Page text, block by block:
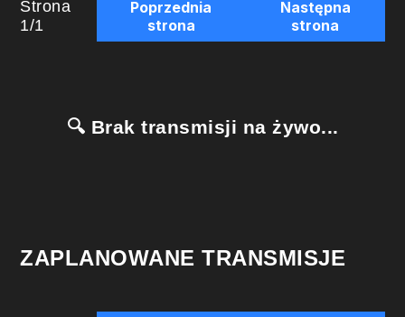
Strona
1/1
Poprzednia
strona
Następna
strona
🔍 Brak transmisji na żywo...
ZAPLANOWANE TRANSMISJE